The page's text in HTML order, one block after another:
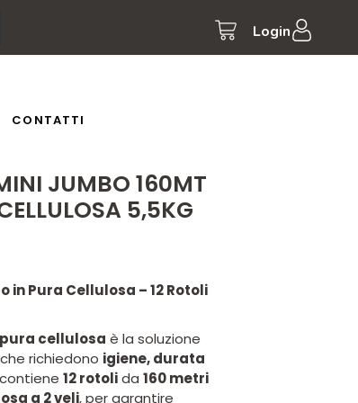
Login
CONTATTI
JUMBO 160MT
5,5KG
in Pura Cellulosa – 12 Rotoli
cellulosa è la soluzione
richiedono igiene, durata
12 rotolida 160 metri
a 2 veli, per garantire